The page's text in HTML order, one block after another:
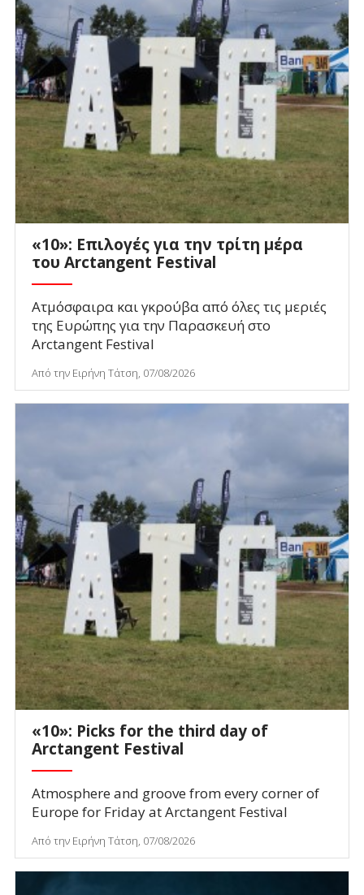
«10»: Επιλογές για την τρίτη μέρα
του Arctangent Festival
Ατμόσφαιρα και γκρούβα από όλες τις μεριές
της Ευρώπης για την Παρασκευή στο
Arctangent Festival
Από την Ειρήνη Τάτση, 07/08/2026
«10»: Picks for the third day of
Arctangent Festival
Atmosphere and groove from every corner of
Europe for Friday at Arctangent Festival
Από την Ειρήνη Τάτση, 07/08/2026